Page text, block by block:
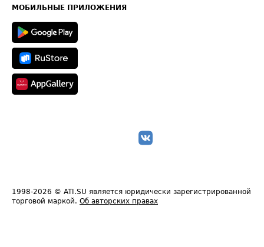
Техническая информация
МОБИЛЬНЫЕ ПРИЛОЖЕНИЯ
1998-2026 © ATI.SU является юридически зарегистрированной
торговой маркой. Об авторских правах